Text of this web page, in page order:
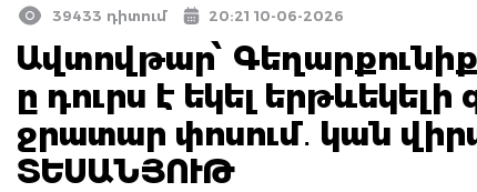
39433 դիտում 20:21 10-06-2026
Ավտովթար՝
ը դուրս է եկել
ջրատար փոսում․ կան
ՏԵՍԱՆՅՈՒԹ